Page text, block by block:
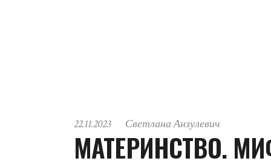
22.11.2023 Светлана Анзулевич
МАТЕРИНСТВО.